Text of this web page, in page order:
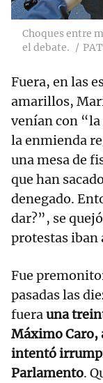
Choques entre
el debate.
Fuera, en las
amarillos,
venían con “la
la enmienda
una mesa de
que han
denegado.
dar?”, se
protestas iban
Fue
pasadas las
fuerauna
Máximo Caro,
intentó
Parlamento.